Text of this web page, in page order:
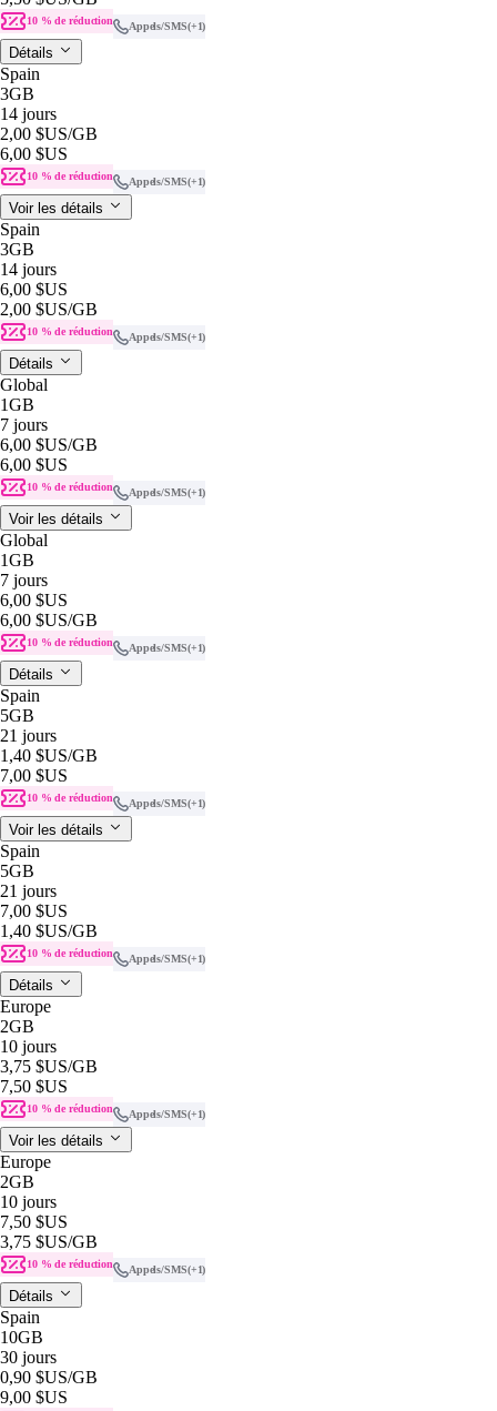
10 % de réduction Appels/SMS(+1)
Détails
Spain
3GB
14 jours
2,00 $US/GB
6,00 $US
10 % de réduction Appels/SMS(+1)
Voir les détails
Spain
3GB
14 jours
6,00 $US
2,00 $US/GB
10 % de réduction Appels/SMS(+1)
Détails
Global
1GB
7 jours
6,00 $US/GB
6,00 $US
10 % de réduction Appels/SMS(+1)
Voir les détails
Global
1GB
7 jours
6,00 $US
6,00 $US/GB
10 % de réduction Appels/SMS(+1)
Détails
Spain
5GB
21 jours
1,40 $US/GB
7,00 $US
10 % de réduction Appels/SMS(+1)
Voir les détails
Spain
5GB
21 jours
7,00 $US
1,40 $US/GB
10 % de réduction Appels/SMS(+1)
Détails
Europe
2GB
10 jours
3,75 $US/GB
7,50 $US
10 % de réduction Appels/SMS(+1)
Voir les détails
Europe
2GB
10 jours
7,50 $US
3,75 $US/GB
10 % de réduction Appels/SMS(+1)
Détails
Spain
10GB
30 jours
0,90 $US/GB
9,00 $US